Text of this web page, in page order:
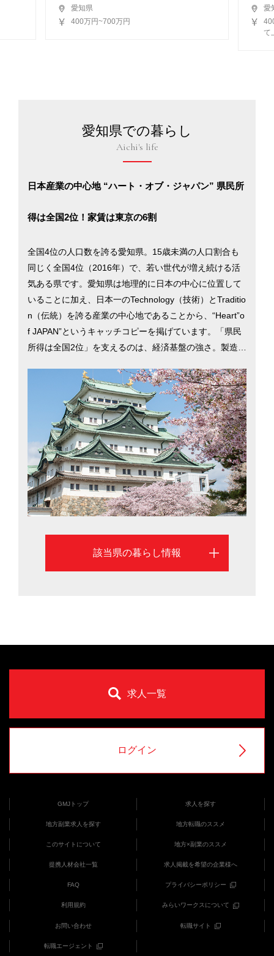
愛知県
400万円~700万円
愛
て
愛知県での暮らし
Aichi's life
日本産業の中心地 “ハート・オブ・ジャパン” 県民所
得は全国2位！家賃は東京の6割
全国4位の人口数を誇る愛知県。15歳未満の人口割合も
同じく全国4位（2016年）で、若い世代が増え続ける活
気ある県です。愛知県は地理的に日本の中心に位置して
いることに加え、日本一のTechnology（技術）とTraditio
n（伝統）を誇る産業の中心地であることから、“Heart”o
f JAPAN”というキャッチコピーを掲げています。「県民
所得は全国2位」を支えるのは、経済基盤の強さ。製造品
価は東京の約3割以下で家賃は6割以下。「消費者物価地
域差指数」は98.4で、全国的にみても物価が安いことが
強みとなっています。東京へは新幹線で約1時間40分で
すが、リニア中央新幹線の開業（2027年予定）で約40分
に短縮。名古屋市を中心に、愛知県での暮らしを考える
際に役立つ移住情報を掲載しています。
該当県の暮らし情報
求人一覧
ログイン
GMJトップ 求人を探す
地方副業求人を探す 地方転職のススメ
このサイトについて 地方×副業のススメ
提携人材会社一覧 求人掲載を希望の企業様へ
FAQ プライバシーポリシー
利用規約 みらいワークスについて
お問い合わせ 転職サイト
転職エージェント